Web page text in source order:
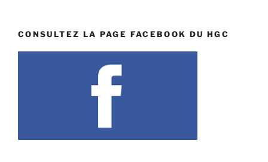
CONSULTEZ LA PAGE FACEBOOK DU HGC